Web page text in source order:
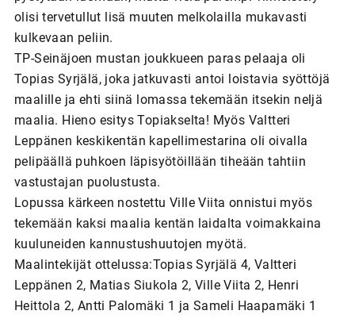
olisi tervetullut lisä muuten melkolailla mukavasti
kulkevaan peliin.
TP-Seinäjoen mustan joukkueen paras pelaaja oli
Topias Syrjälä, joka jatkuvasti antoi loistavia syöttöjä
maalille ja ehti siinä lomassa tekemään itsekin neljä
maalia. Hieno esitys Topiakselta! Myös Valtteri
Leppänen keskikentän kapellimestarina oli oivalla
pelipäällä puhkoen läpisyötöillään tiheään tahtiin
vastustajan puolustusta.
Lopussa kärkeen nostettu Ville Viita onnistui myös
tekemään kaksi maalia kentän laidalta voimakkaina
kuuluneiden kannustushuutojen myötä.
Maalintekijät ottelussa:Topias Syrjälä 4, Valtteri
Leppänen 2, Matias Siukola 2, Ville Viita 2, Henri
Heittola 2, Antti Palomäki 1 ja Sameli Haapamäki 1